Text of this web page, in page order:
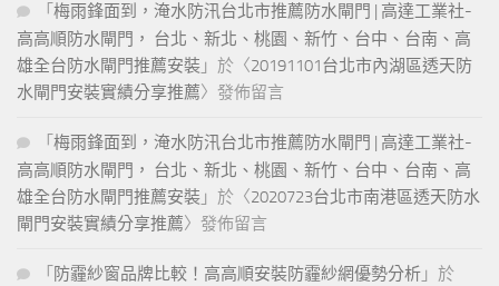
「 梅雨鋒面到，淹水防汛台北市推薦防水閘門 | 高達工業社-
高高順防水閘門， 台北、新北、桃園、新竹、台中、台南、高
雄全台防水閘門推薦安裝 」於〈20191101台北市內湖區透天防
水閘門安裝實績分享推薦〉發佈留言
「 梅雨鋒面到，淹水防汛台北市推薦防水閘門 | 高達工業社-
高高順防水閘門， 台北、新北、桃園、新竹、台中、台南、高
雄全台防水閘門推薦安裝 」於〈2020723台北市南港區透天防水
閘門安裝實績分享推薦〉發佈留言
「 防霾紗窗品牌比較！高高順安裝防霾紗網優勢分析 」於